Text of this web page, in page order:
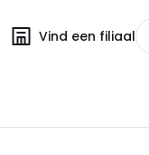
Vind een filiaal